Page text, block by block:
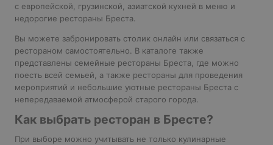
с европейской, грузинской, азиатской кухней в меню и
недорогие рестораны Бреста.
Вы можете забронировать столик онлайн или связаться с
рестораном самостоятельно. В каталоге также
представлены семейные рестораны Бреста, где можно
поесть всей семьей, а также рестораны для проведения
мероприятий и небольшие уютные рестораны Бреста с
непередаваемой атмосферой старого города.
Как выбрать ресторан в Бресте?
При выборе можно учитывать не только кулинарные